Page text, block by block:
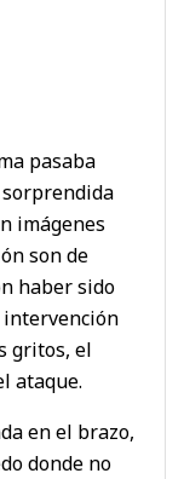
pasaba
imágenes
son de
haber sido
intervención
gritos, el
ataque.
en el brazo,
donde no